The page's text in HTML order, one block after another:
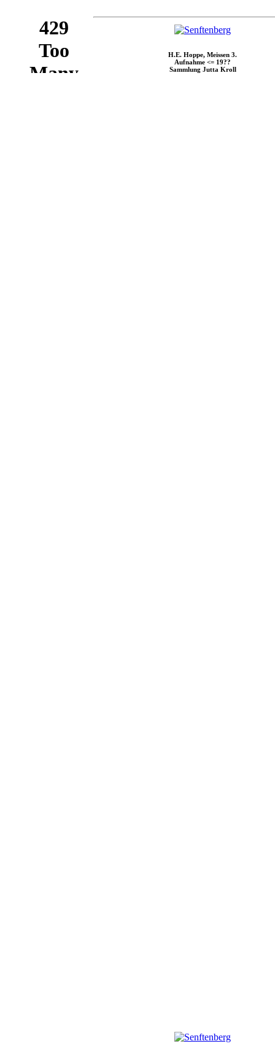
H.E. Hoppe, Meissen 3.
Aufnahme <= 19??
Sammlung Jutta Kroll